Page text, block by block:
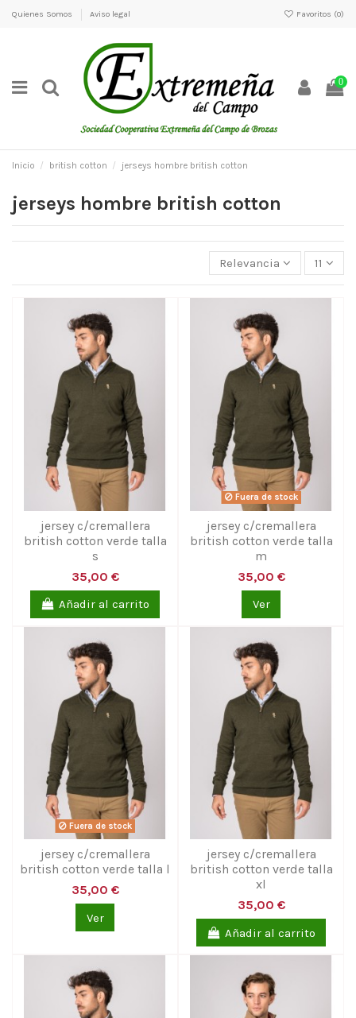
Quienes Somos Aviso legal Favoritos (0)
0
Inicio british cotton jerseys hombre british cotton
jerseys hombre british cotton
Relevancia 11
jersey c/cremallera
british cotton verde talla
s
35,00 €
Añadir al carrito
Fuera de stock
jersey c/cremallera
british cotton verde talla
m
35,00 €
Ver
Fuera de stock
jersey c/cremallera
british cotton verde talla l
35,00 €
Ver
jersey c/cremallera
british cotton verde talla
xl
35,00 €
Añadir al carrito